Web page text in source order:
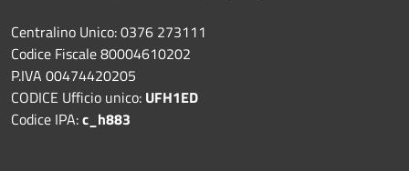
Centralino Unico: 0376 273111
Codice Fiscale 80004610202
P.IVA 00474420205
CODICE Ufficio unico: UFH1ED
Codice IPA:c_h883